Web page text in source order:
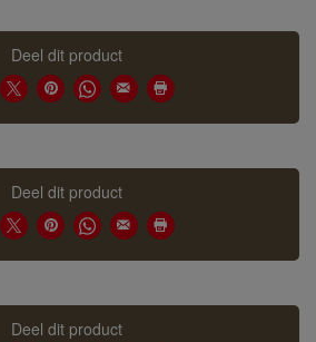
Deel dit product
Deel dit product
Deel dit product